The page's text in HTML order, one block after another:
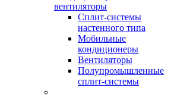
вентиляторы
Сплит-системы
настенного типа
Мобильные
кондиционеры
Вентиляторы
Полупромышленные
сплит-системы